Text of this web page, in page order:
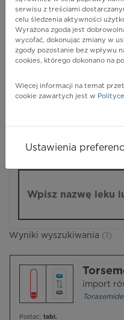
Wyniki wyszukiwania (1)
import
Torasemide
Postać: tabl.
serwisu z treściami
celu śledzenia aktywności
Wyrażona zgoda jest
wycofać, dokonując zmiany w
zgody pozostanie bez wpływu
cookies, którego dokonano na
Więcej informacji na temat
cookie zawartych jest w
Ustawienia